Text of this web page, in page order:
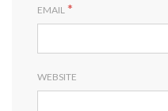
EMAIL *
WEBSITE